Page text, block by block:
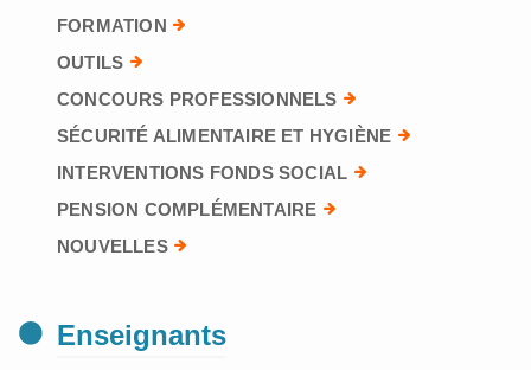
FORMATION
OUTILS
CONCOURS PROFESSIONNELS
SÉCURITÉ ALIMENTAIRE ET HYGIÈNE
INTERVENTIONS FONDS SOCIAL
PENSION COMPLÉMENTAIRE
NOUVELLES
Enseignants